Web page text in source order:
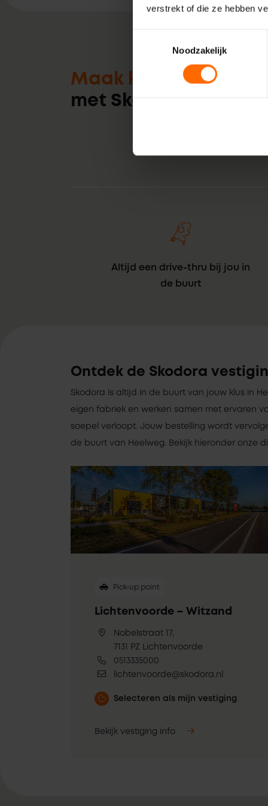
verstrekt of die ze hebben
Noodzakelijk
Maak kennis
met Skodora
Altijd een drive-thru bij jou in
de buurt
Ontdek de Skodora
Skodora is altijd in de buurt van jouw klus in
eigen fabriek en werken samen met ervaren
soepel verloopt. Jouw bestelling wordt
de buurt van Heelweg. Bekijk hieronder onze
Pick-up point
Lichtenvoorde – Witzand
Nobelstraat 17,
7131 PZ Lichtenvoorde
0513335000
lichtenvoorde@skodora.nl
Selecteren als mijn vestiging
Bekijk vestiging info